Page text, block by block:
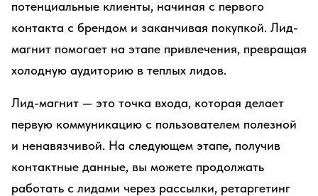
потенциальные клиенты, начиная с первого
контакта с брендом и заканчивая покупкой. Лид-
магнит помогает на этапе привлечения, превращая
холодную аудиторию в теплых лидов.
Лид-магнит — это точка входа, которая делает
первую коммуникацию с пользователем полезной
и ненавязчивой. На следующем этапе, получив
контактные данные, вы можете продолжать
работать с лидами через рассылки, ретаргетинг